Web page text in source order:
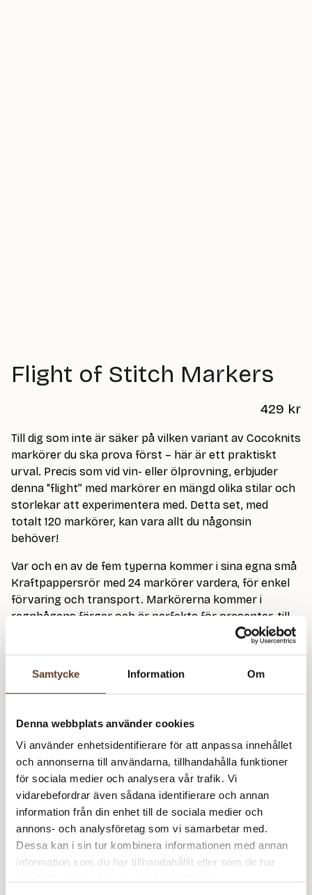
Samtycke Information Om
Denna webbplats använder cookies
Vi använder enhetsidentifierare för att anpassa innehållet
och annonserna till användarna, tillhandahålla funktioner
för sociala medier och analysera vår trafik. Vi
vidarebefordrar även sådana identifierare och annan
information från din enhet till de sociala medier och
annons- och analysföretag som vi samarbetar med.
Dessa kan i sin tur kombinera informationen med annan
information som du har tillhandahållit eller som de har
Flight of Stitch Markers
429 kr
Till dig som inte är säker på vilken variant av Cocoknits
markörer du ska prova först – här är ett praktiskt
urval. Precis som vid vin- eller ölprovning, erbjuder
denna “flight” med markörer en mängd olika stilar och
storlekar att experimentera med. Detta set, med
totalt 120 markörer, kan vara allt du någonsin
behöver!
Var och en av de fem typerna kommer i sina egna små
Kraftpappersrör med 24 markörer vardera, för enkel
förvaring och transport. Markörerna kommer i
regnbågens färger och är perfekta för presenter, till
den nya stickaren eller någon som är nyfiken på att
Flight
of
Stitch
Markers
mängd
Se lagersaldo i butik